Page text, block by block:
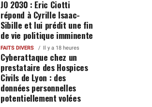
JO 2030 : Eric Ciotti
répond à Cyrille Isaac-
Sibille et lui prédit une fin
de vie politique imminente
FAITS DIVERS Il y a 18 heures
Cyberattaque chez un
prestataire des Hospices
Civils de Lyon : des
données personnelles
potentiellement volées